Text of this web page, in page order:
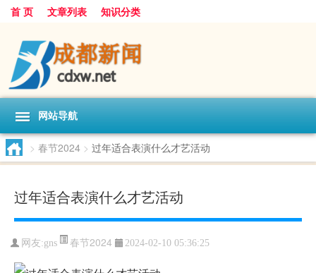
首 页 文章列表 知识分类
网站导航
> 春节2024 > 过年适合表演什么才艺活动
过年适合表演什么才艺活动
网友:gns 春节2024 2024-02-10 05:36:25